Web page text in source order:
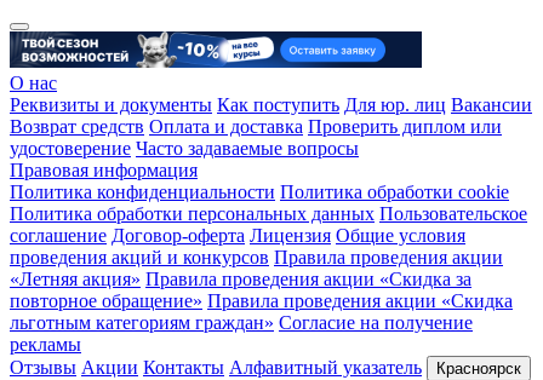
О нас
Реквизиты и документы Как поступить Для юр. лиц Вакансии
Возврат средств Оплата и доставка Проверить диплом или
удостоверение Часто задаваемые вопросы
Правовая информация
Политика конфиденциальности Политика обработки cookie
Политика обработки персональных данных Пользовательское
соглашение Договор-оферта Лицензия Общие условия
проведения акций и конкурсов Правила проведения акции
«Летняя акция» Правила проведения акции «Скидка за
повторное обращение» Правила проведения акции «Скидка
льготным категориям граждан» Согласие на получение
рекламы
Отзывы Акции Контакты Алфавитный указатель Красноярск